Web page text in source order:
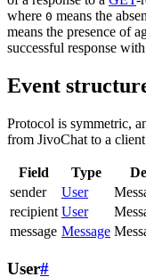
where 0 means the
means the presence of
successful response
Event
Protocol is symmetric,
from JivoChat to a
Field Type
sender
User
recipient User
message Message
User#